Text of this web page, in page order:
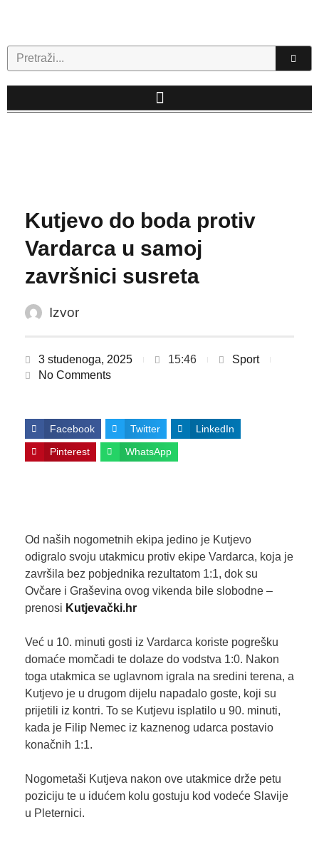
Search
Kutjevo do boda protiv
Vardarca u samoj
završnici susreta
Izvor
3 studenoga, 2025 15:46
Sport
No Comments
Facebook Twitter LinkedIn
Pinterest WhatsApp
Od naših nogometnih ekipa jedino je Kutjevo
odigralo svoju utakmicu protiv ekipe Vardarca, koja je
završila bez pobjednika rezultatom 1:1, dok su
Ovčare i Graševina ovog vikenda bile slobodne –
prenosi Kutjevački.hr
Već u 10. minuti gosti iz Vardarca koriste pogrešku
domaće momčadi te dolaze do vodstva 1:0. Nakon
toga utakmica se uglavnom igrala na sredini terena, a
Kutjevo je u drugom dijelu napadalo goste, koji su
prijetili iz kontri. To se Kutjevu isplatilo u 90. minuti,
kada je Filip Nemec iz kaznenog udarca postavio
konačnih 1:1.
Nogometaši Kutjeva nakon ove utakmice drže petu
poziciju te u idućem kolu gostuju kod vodeće Slavije
u Pleternici.